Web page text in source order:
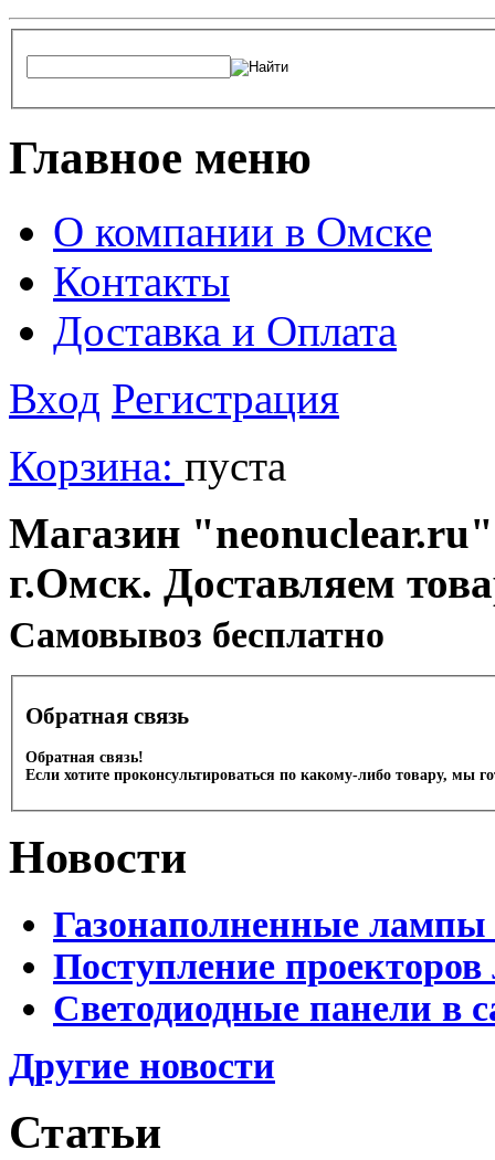
Главное меню
О компании в Омске
Контакты
Доставка и Оплата
Вход Регистрация
Корзина: пуста
Магазин
г.Омск. Доставляем
Cамовывоз бесплатно
Обратная связь
Обратная связь!
Если хотите проконсультироваться по какому-либо товару, мы
Новости
Газонаполненные
Поступление
Светодиодные панели в
Другие новости
Статьи